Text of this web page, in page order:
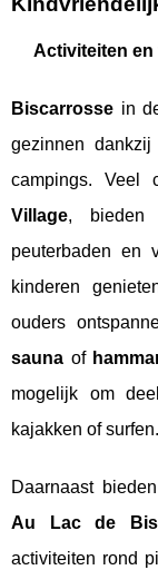
Activiteiten
Biscarrosse in
gezinnen
campings. Veel
Village, bieden
peuterbaden en
kinderen
ouders
sauna of
mogelijk om
kajakken of surfen.
Daarnaast
Au Lac de
activiteiten rond